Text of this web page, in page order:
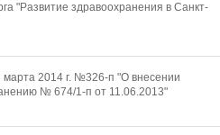
"Развитие здравоохранения в Санкт-
2014 г. №326-п "О внесении
№ 674/1-п от 11.06.2013"